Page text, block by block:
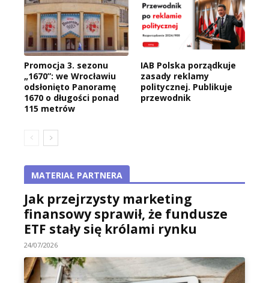
Promocja 3. sezonu
„1670”: we Wrocławiu
odsłonięto Panoramę
1670 o długości ponad
115 metrów
IAB Polska porządkuje
zasady reklamy
politycznej. Publikuje
przewodnik
MATERIAŁ PARTNERA
Jak przejrzysty marketing
finansowy sprawił, że fundusze
ETF stały się królami rynku
24/07/2026